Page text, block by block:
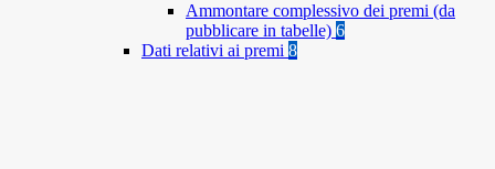
Ammontare complessivo dei premi (da
pubblicare in tabelle) 6
Dati relativi ai premi 8